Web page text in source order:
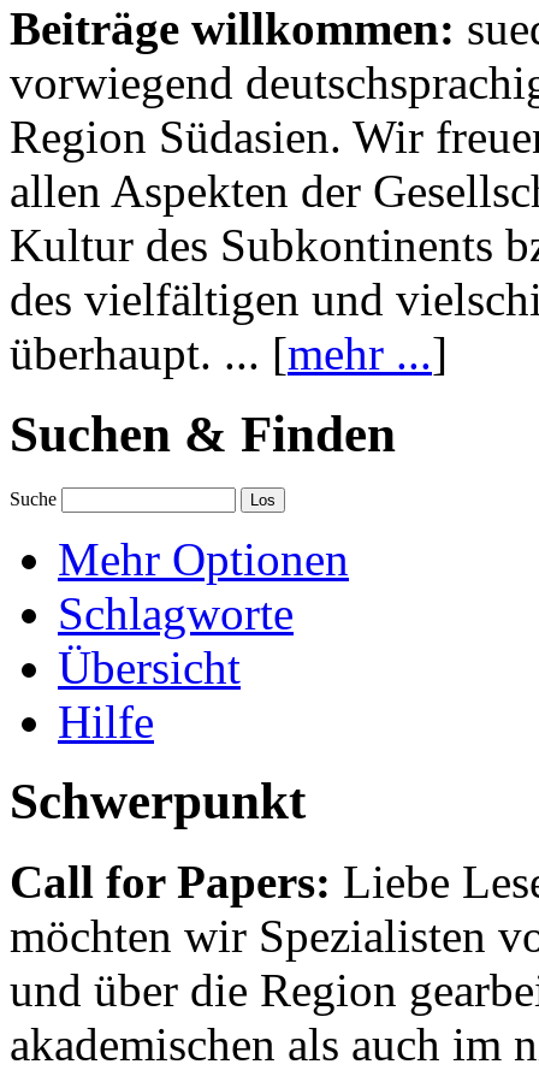
Beiträge willkommen:
vorwiegend
Region Südasien. Wir
allen Aspekten der
Kultur des Subkontinents
des vielfältigen und
überhaupt. ... [mehr ...]
Suchen & Finden
Suche
Mehr Optionen
Schlagworte
Übersicht
Hilfe
Schwerpunkt
Call for Papers: Liebe
möchten wir Spezialisten
und über die Region
akademischen als auch im